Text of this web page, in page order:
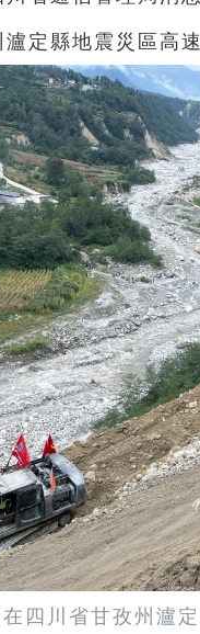
定縣地震災區高
四川省甘孜州瀘